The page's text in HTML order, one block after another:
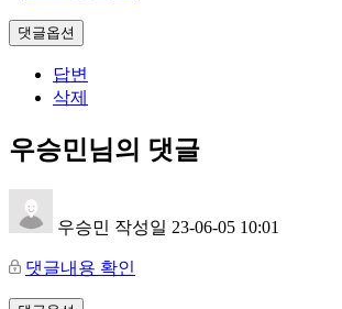
댓글옵션
답변
삭제
우승민님의 댓글
우승민 작성일 23-06-05 10:01
댓글내용 확인